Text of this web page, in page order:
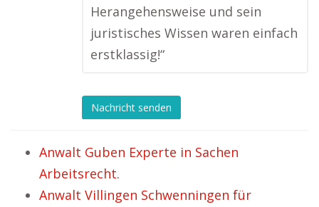
Herangehensweise und sein
juristisches Wissen waren einfach
erstklassig!“
Nachricht senden
Anwalt Guben Experte in Sachen
Arbeitsrecht.
Anwalt Villingen Schwenningen für